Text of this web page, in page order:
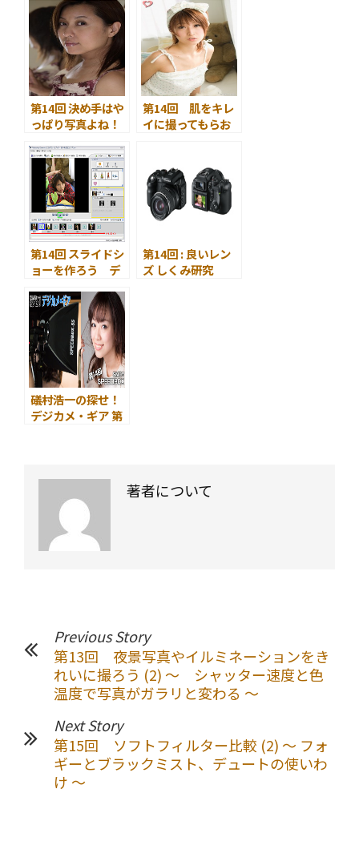
フトンA、プロソ
フトンA、プロソ
フトンB ～
第14回 決め手はや
っぱり写真よね！
第14回 肌をキレ
イに撮ってもらお
第14回 スライドシ
ョーを作ろう デ
付きで楽しむ
第14回 : 良いレン
ズ しくみ研究
礒村浩一の探せ！
デジカメ・ギア 第
著者について
Previous Story
第13回 夜景写真やイルミネーションをき
れいに撮ろう (2) ～ シャッター速度と色
温度で写真がガラリと変わる ～
Next Story
第15回 ソフトフィルター比較 (2) ～ フォ
ギーとブラックミスト、デュートの使いわ
け ～